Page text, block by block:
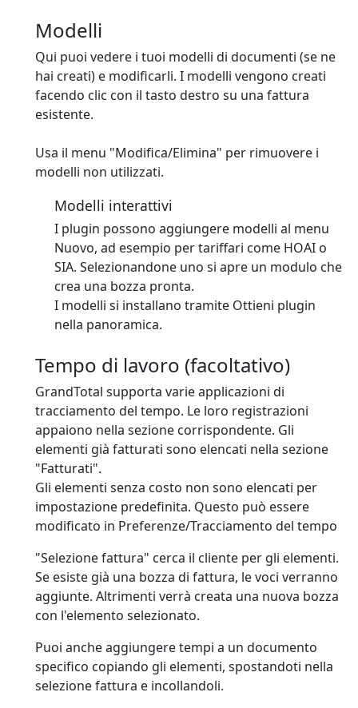
Modelli
Qui puoi vedere i tuoi modelli di documenti (se ne
hai creati) e modificarli. I modelli vengono creati
facendo clic con il tasto destro su una fattura
esistente.
Usa il menu "Modifica/Elimina" per rimuovere i
modelli non utilizzati.
Modelli interattivi
I plugin possono aggiungere modelli al menu
Nuovo, ad esempio per tariffari come HOAI o
SIA. Selezionandone uno si apre un modulo che
crea una bozza pronta.
I modelli si installano tramite Ottieni plugin
nella panoramica.
Tempo di lavoro (facoltativo)
GrandTotal supporta varie applicazioni di
tracciamento del tempo. Le loro registrazioni
appaiono nella sezione corrispondente. Gli
elementi già fatturati sono elencati nella sezione
"Fatturati".
Gli elementi senza costo non sono elencati per
impostazione predefinita. Questo può essere
modificato in Preferenze/Tracciamento del tempo
"Selezione fattura" cerca il cliente per gli elementi.
Se esiste già una bozza di fattura, le voci verranno
aggiunte. Altrimenti verrà creata una nuova bozza
con l'elemento selezionato.
Puoi anche aggiungere tempi a un documento
specifico copiando gli elementi, spostandoti nella
selezione fattura e incollandoli.